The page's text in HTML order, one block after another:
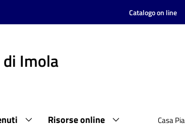
Catalogo on line
Imola
Risorse online Casa